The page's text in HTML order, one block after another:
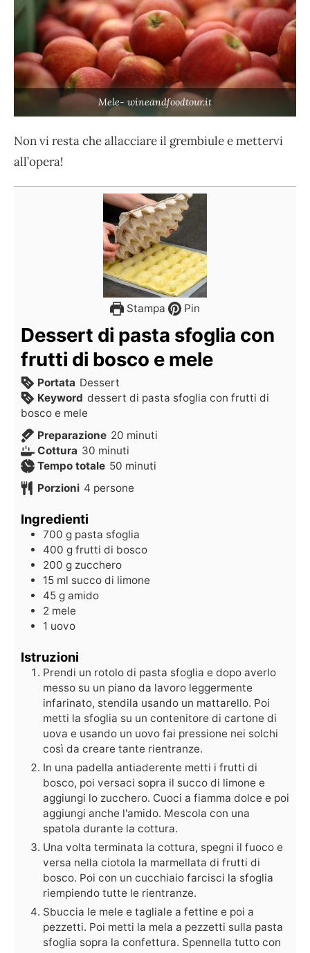
Mele- wineandfoodtour.it
Non vi resta che allacciare il grembiule e mettervi
all’opera!
Stampa Pin
Dessert di pasta sfoglia con
frutti di bosco e mele
Portata Dessert
Keyword dessert di pasta sfoglia con frutti di
bosco e mele
Preparazione 20 minuti
Cottura 30 minuti
Tempo totale 50 minuti
Porzioni 4 persone
Ingredienti
700 g pasta sfoglia
400 g frutti di bosco
200 g zucchero
15 ml succo di limone
45 g amido
2 mele
1 uovo
Istruzioni
Prendi un rotolo di pasta sfoglia e dopo averlo
messo su un piano da lavoro leggermente
infarinato, stendila usando un mattarello. Poi
metti la sfoglia su un contenitore di cartone di
uova e usando un uovo fai pressione nei solchi
così da creare tante rientranze.
In una padella antiaderente metti i frutti di
bosco, poi versaci sopra il succo di limone e
aggiungi lo zucchero. Cuoci a fiamma dolce e poi
aggiungi anche l'amido. Mescola con una
spatola durante la cottura.
Una volta terminata la cottura, spegni il fuoco e
versa nella ciotola la marmellata di frutti di
bosco. Poi con un cucchiaio farcisci la sfoglia
riempiendo tutte le rientranze.
Sbuccia le mele e tagliale a fettine e poi a
pezzetti. Poi metti la mela a pezzetti sulla pasta
sfoglia sopra la confettura. Spennella tutto con